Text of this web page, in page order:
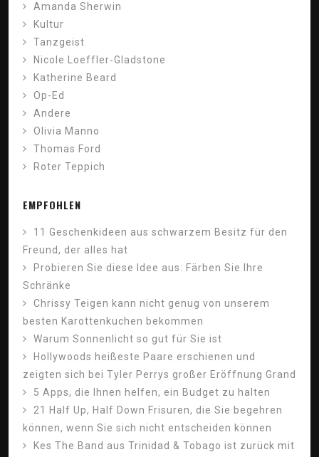
Amanda Sherwin
Kultur
Tanzgeist
Nicole Loeffler-Gladstone
Katherine Beard
Op-Ed
Andere
Olivia Manno
Thomas Ford
Roter Teppich
EMPFOHLEN
11 Geschenkideen aus schwarzem Besitz für den
Freund, der alles hat
Probieren Sie diese Idee aus: Färben Sie Ihre
Schränke
Chrissy Teigen kann nicht genug von unserem
besten Karottenkuchen bekommen
Warum Sonnenlicht so gut für Sie ist
Hollywoods heißeste Paare erschienen und
zeigten sich bei Tyler Perrys großer Eröffnung Grand
5 Apps, die Ihnen helfen, ein Budget zu halten
21 Half Up, Half Down Frisuren, die Sie begehren
können, wenn Sie sich nicht entscheiden können
Kes The Band aus Trinidad & Tobago ist zurück mit